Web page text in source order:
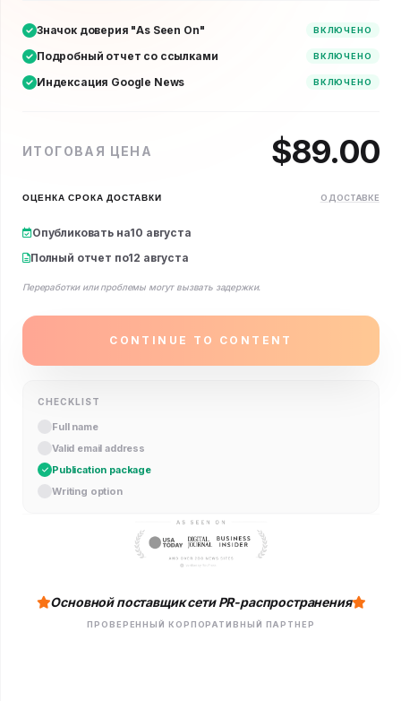
Значок доверия "As Seen On" ВКЛЮЧЕНО
Подробный отчет со ссылками ВКЛЮЧЕНО
Индексация Google News ВКЛЮЧЕНО
ИТОГОВАЯ ЦЕНА $89.00
ОЦЕНКА СРОКА ДОСТАВКИ О ДОСТАВКЕ
Опубликовать на10 августа
Полный отчет по12 августа
Переработки или проблемы могут вызвать задержки.
CONTINUE TO CONTENT
CHECKLIST
Full name
Valid email address
Publication package
Writing option
Основной поставщик сети PR-распространения
ПРОВЕРЕННЫЙ КОРПОРАТИВНЫЙ ПАРТНЕР